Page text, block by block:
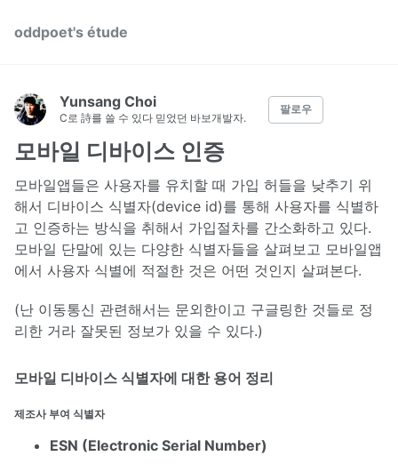
oddpoet's étude
Yunsang Choi
C로 詩를 쓸 수 있다 믿었던 바보개발자.
팔로우
모바일 디바이스 인증
모바일앱들은 사용자를 유치할 때 가입 허들을 낮추기 위
해서 디바이스 식별자(device id)를 통해 사용자를 식별하
고 인증하는 방식을 취해서 가입절차를 간소화하고 있다.
모바일 단말에 있는 다양한 식별자들을 살펴보고 모바일앱
에서 사용자 식별에 적절한 것은 어떤 것인지 살펴본다.
(난 이동통신 관련해서는 문외한이고 구글링한 것들로 정
리한 거라 잘못된 정보가 있을 수 있다.)
모바일 디바이스 식별자에 대한 용어 정리
제조사 부여 식별자
ESN (Electronic Serial Number)